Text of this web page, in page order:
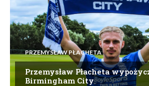
PRZEMYSŁAW PŁACHETA
Przemysław Płacheta
Birmingham City